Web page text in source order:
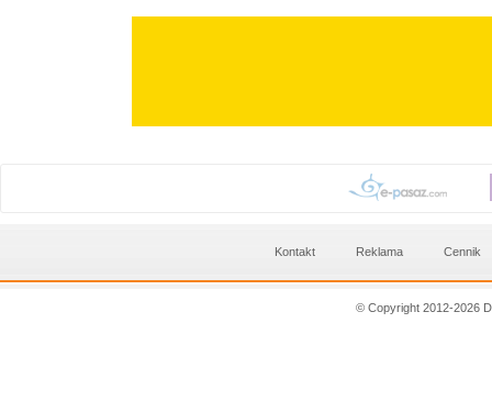
Kontakt Reklama Cennik
© Copyright 2012-2026